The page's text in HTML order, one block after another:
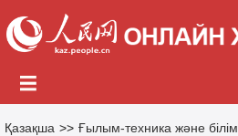
Қазақша >> Ғылым-техника және білім